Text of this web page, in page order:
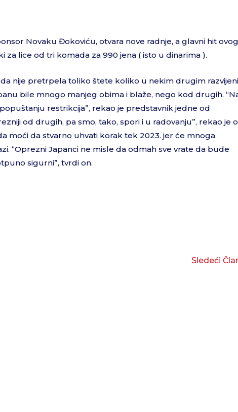
Novaku Đokoviću, otvara nove radnje, a glavni hit ovog
za lice od tri komada za 990 jena ( isto u dinarima ).
nije pretrpela toliko štete koliko u nekim drugim
bile mnogo manjeg obima i blaže, nego kod drugih.
restrikcija”, rekao je predstavnik jedne od
od drugih, pa smo, tako, spori i u radovanju”, rekao je
moći da stvarno uhvati korak tek 2023. jer će mnoga
“Oprezni Japanci ne misle da odmah sve vrate da bude
sigurni”, tvrdi on.
Sledeći